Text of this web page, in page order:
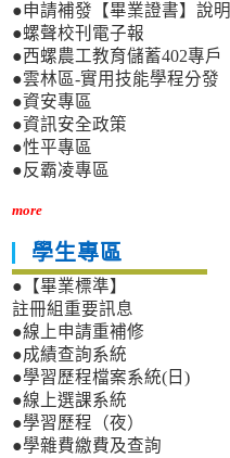
●申請補發【畢業證書】說明
●螺聲校刊電子報
●西螺農工教育儲蓄402專戶
●雲林區-實用技能學程分發
●資安專區
●資訊安全政策
●性平專區
●反霸凌專區
more
學生專區
●【畢業標準】
註冊組重要訊息
●線上申請重補修
●成績查詢系統
●學習歷程檔案系統(日)
●線上選課系統
●學習歷程（夜）
●學雜費繳費及查詢